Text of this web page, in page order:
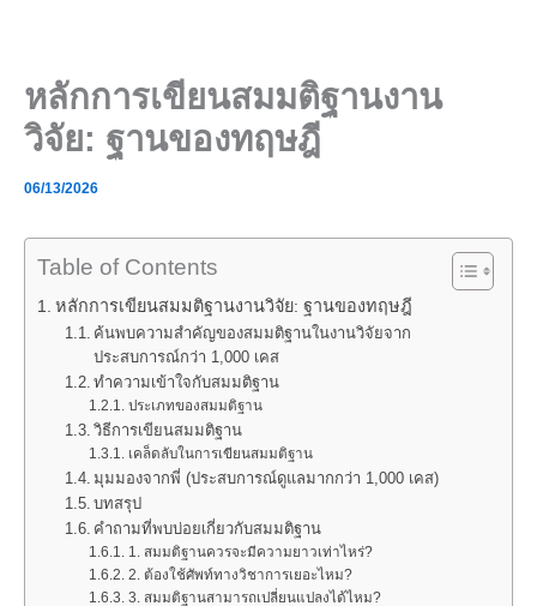
หลักการเขียนสมมติฐานงาน
วิจัย: ฐานของทฤษฎี
06/13/2026
Table of Contents
หลักการเขียนสมมติฐานงานวิจัย: ฐานของทฤษฎี
ค้นพบความสำคัญของสมมติฐานในงานวิจัยจาก
ประสบการณ์กว่า 1,000 เคส
ทำความเข้าใจกับสมมติฐาน
ประเภทของสมมติฐาน
วิธีการเขียนสมมติฐาน
เคล็ดลับในการเขียนสมมติฐาน
มุมมองจากพี่ (ประสบการณ์ดูแลมากกว่า 1,000 เคส)
บทสรุป
คำถามที่พบบ่อยเกี่ยวกับสมมติฐาน
1. สมมติฐานควรจะมีความยาวเท่าไหร่?
2. ต้องใช้ศัพท์ทางวิชาการเยอะไหม?
3. สมมติฐานสามารถเปลี่ยนแปลงได้ไหม?